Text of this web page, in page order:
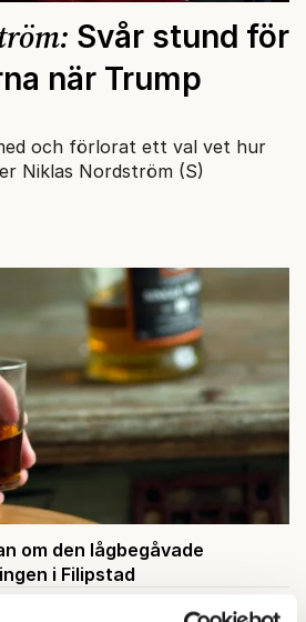
Svår stund för
när Trump
och förlorat ett val vet hur
Niklas Nordström (S)
om den lågbegåvade
i Filipstad
islamistdådet oroar sig